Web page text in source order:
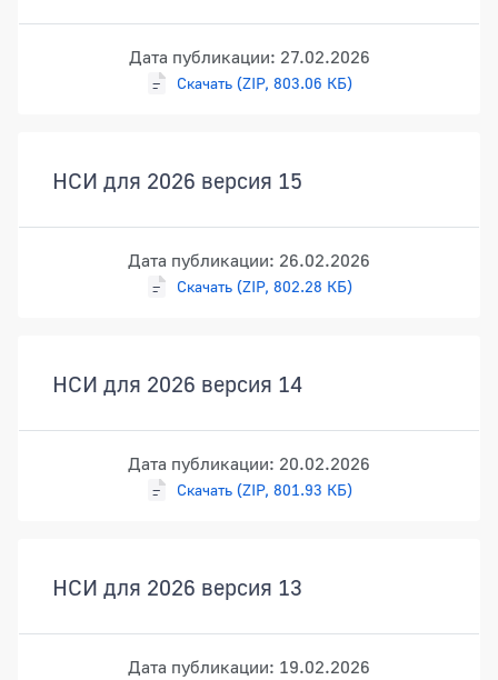
Дата публикации: 27.02.2026
Скачать (ZIP, 803.06 КБ)
НСИ для 2026 версия 15
Дата публикации: 26.02.2026
Скачать (ZIP, 802.28 КБ)
НСИ для 2026 версия 14
Дата публикации: 20.02.2026
Скачать (ZIP, 801.93 КБ)
НСИ для 2026 версия 13
Дата публикации: 19.02.2026